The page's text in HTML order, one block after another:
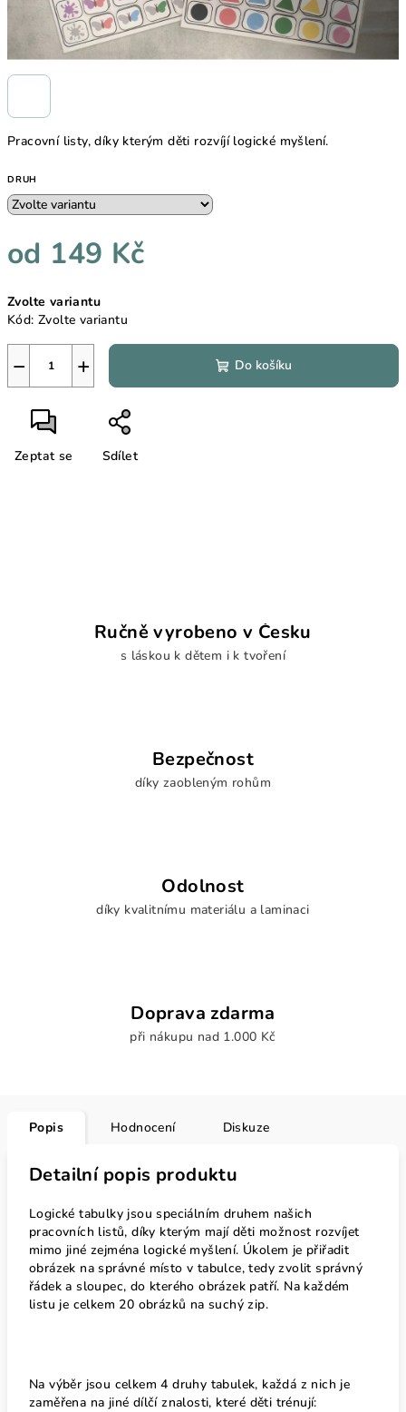
Pracovní listy, díky kterým děti rozvíjí logické myšlení.
DRUH
od 149 Kč
cena:
Zvolte variantu
Kód: Zvolte variantu
+
− Do košíku
Zeptat se Sdílet
Ručně vyrobeno v Česku
s láskou k dětem i k tvoření
Bezpečnost
díky zaobleným rohům
Odolnost
díky kvalitnímu materiálu a laminaci
Doprava zdarma
při nákupu nad 1.000 Kč
Popis Hodnocení Diskuze
Detailní popis produktu
Logické tabulky jsou speciálním druhem našich
pracovních listů, díky kterým mají děti možnost rozvíjet
mimo jiné zejména logické myšlení. Úkolem je přiřadit
obrázek na správné místo v tabulce, tedy zvolit správný
řádek a sloupec, do kterého obrázek patří. Na každém
listu je celkem 20 obrázků na suchý zip.
Na výběr jsou celkem 4 druhy tabulek, každá z nich je
zaměřena na jiné dílčí znalosti, které děti trénují: